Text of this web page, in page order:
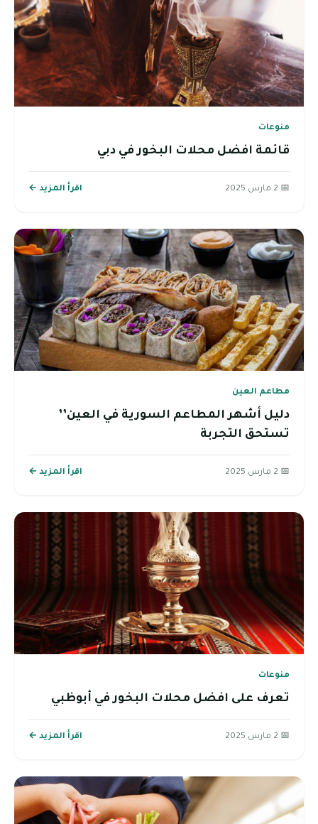
منوعات
قائمة افضل محلات البخور في دبي
📅 2 مارس 2025 اقرأ المزيد ←
مطاعم العين
دليل أشهر المطاعم السورية في العين’’
تستحق التجربة
📅 2 مارس 2025 اقرأ المزيد ←
منوعات
تعرف على افضل محلات البخور في أبوظبي
📅 2 مارس 2025 اقرأ المزيد ←